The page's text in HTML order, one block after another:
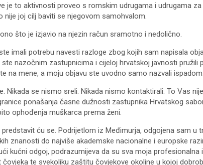
je to aktivnosti proveo s romskim udrugama i udrugama
nije joj cilj baviti se njegovom samohvalom.
što je izjavio na njezin račun sramotno i nedolično.
imali potrebu navesti razloge zbog kojih sam napisala
nazočnim zastupnicima i cijeloj hrvatskoj javnosti pružili
na mene, a moju objavu ste uvodno samo nazvali ispadom.
Nikada se nismo sreli. Nikada nismo kontaktirali. To Vas
ponašanja časne dužnosti zastupnika Hrvatskog
ophođenja muškarca prema ženi.
ću se. Podrijetlom iz Međimurja, odgojena sam u
znanosti do najviše akademske nacionalne i europske
kućni odgoj, podrazumijeva da su sva moja profesionalna
te svekoliku zaštitu čovjekove okoline u kojoj